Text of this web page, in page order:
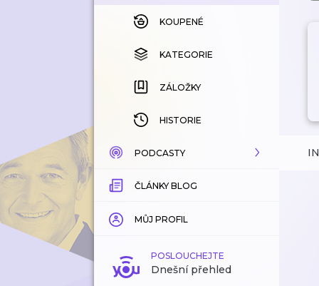
KOUPENÉ
KATEGORIE
ZÁLOŽKY
HISTORIE
PODCASTY
KATALOG
KATEGORIE
ZÁLOŽKY
ČLÁNKY BLOG
MŮJ PROFIL
POSLOUCHEJTE
Dnešní přehled